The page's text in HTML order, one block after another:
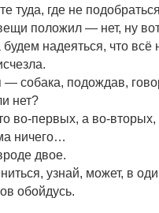
туда, где не
положил — нет, ну
надеяться, что
собака, подождав,
нет?
во-первых, а во-
ничего…
двое.
узнай, может, в
обойдусь.